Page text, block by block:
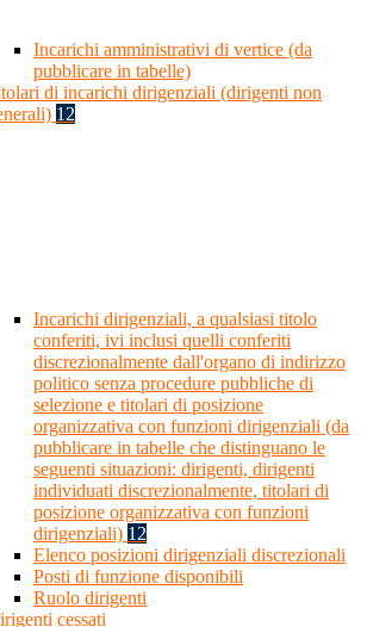
Incarichi amministrativi di vertice (da
pubblicare in tabelle)
di incarichi dirigenziali (dirigenti non
12
Incarichi dirigenziali, a qualsiasi titolo
conferiti, ivi inclusi quelli conferiti
discrezionalmente dall'organo di indirizzo
politico senza procedure pubbliche di
selezione e titolari di posizione
organizzativa con funzioni dirigenziali (da
pubblicare in tabelle che distinguano le
seguenti situazioni: dirigenti, dirigenti
individuati discrezionalmente, titolari di
posizione organizzativa con funzioni
dirigenziali) 12
Elenco posizioni dirigenziali discrezionali
Posti di funzione disponibili
Ruolo dirigenti
cessati